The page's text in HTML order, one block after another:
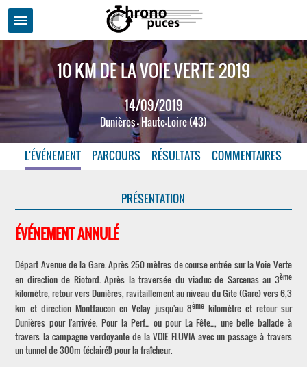
menu
10 KM DE LA VOIE VERTE 2019
14/09/2019
Dunières - Haute-Loire (43)
L'ÉVÉNEMENT PARCOURS RÉSULTATS COMMENTAIRES
PRÉSENTATION
ÉVÉNEMENT ANNULÉ
Départ Avenue de la Gare. Après 250 mètres de course entrée sur la Voie Verte
en direction de Riotord. Après la traversée du viaduc de Sarcenas au 3ème
kilomètre, retour vers Dunières, ravitaillement au niveau du Gite (Gare) vers 6,3
km et direction Montfaucon en Velay jusqu'au 8èmekilomètre et retour sur
Dunières pour l'arrivée. Pour la Perf... ou pour La Fête..., une belle ballade à
travers la campagne verdoyante de la VOIE FLUVIA avec un passage à travers
un tunnel de 300m (éclairé!) pour la fraîcheur.